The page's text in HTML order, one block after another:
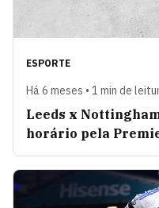
ESPORTE
Há 6 meses • 1 min de
Leeds x
horário pela